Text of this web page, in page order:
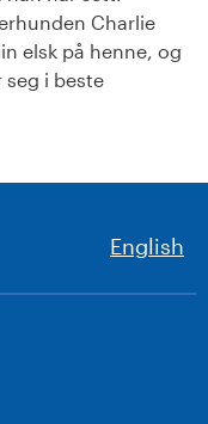
Charlie
elsk på henne, og
i beste
English